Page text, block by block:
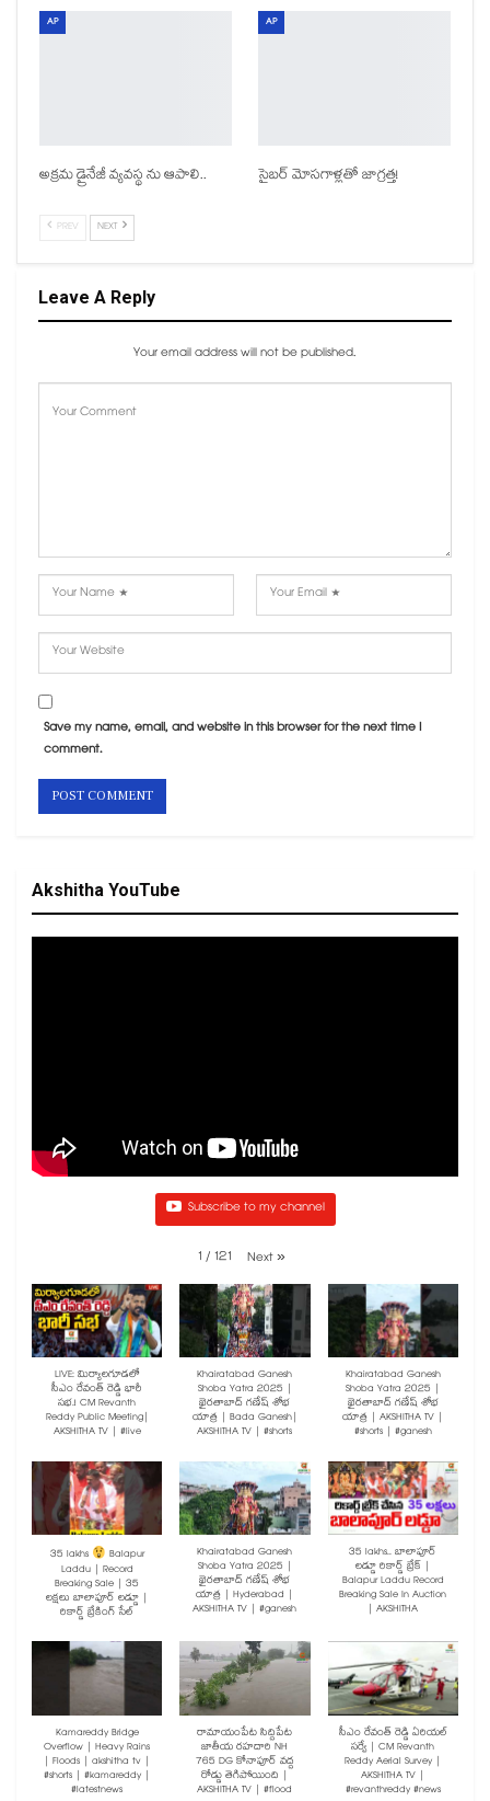
AP
అక్రమ డ్రైనేజీ వ్యవస్థ ను ఆపాలి..
AP
సైబర్ మోసగాళ్లతో జాగ్రత్త!
PREV NEXT
Leave A Reply
Your email address will not be published.
Save my name, email, and website in this browser for the next time I
comment.
Akshitha YouTube
Subscribe to my channel
1 /121 Next»
LIVE: మిర్యాలగూడలో
సీఎం రేవంత్ రెడ్డి భారీ
సభ.! CM Revanth
Reddy Public Meeting|
AKSHITHA TV | #live
Khairatabad Ganesh
Shoba Yatra 2025 |
ఖైరతాబాద్ గణేష్ శోభ
యాత్ర | Bada Ganesh|
AKSHITHA TV | #shorts
Khairatabad Ganesh
Shoba Yatra 2025 |
ఖైరతాబాద్ గణేష్ శోభ
యాత్ర | AKSHITHA TV |
#shorts | #ganesh
35 lakhs Balapur
Laddu | Record
Breaking Sale | 35
లక్షలు బాలాపూర్ లడ్డూ |
రికార్డ్ బ్రేకింగ్ సేల్
Khairatabad Ganesh
Shoba Yatra 2025 |
ఖైరతాబాద్ గణేష్ శోభ
యాత్ర | Hyderabad |
AKSHITHA TV | #ganesh
35 lakhs.. బాలాపూర్
లడ్డూ రికార్డ్ బ్రేక్ |
Balapur Laddu Record
Breaking Sale In Auction
| AKSHITHA
Kamareddy Bridge
Overflow | Heavy Rains
| Floods | akshitha tv |
#shorts | #kamareddy |
#latestnews
రామాయంపేట సిద్దిపేట
జాతీయ రహదారి NH
765 DG కోనాపూర్ వద్ద
రోడ్డు తెగిపోయింది |
AKSHITHA TV | #flood
సీఎం రేవంత్ రెడ్డి ఏరియల్
సర్వే | CM Revanth
Reddy Aerial Survey |
AKSHITHA TV |
#revanthreddy #news